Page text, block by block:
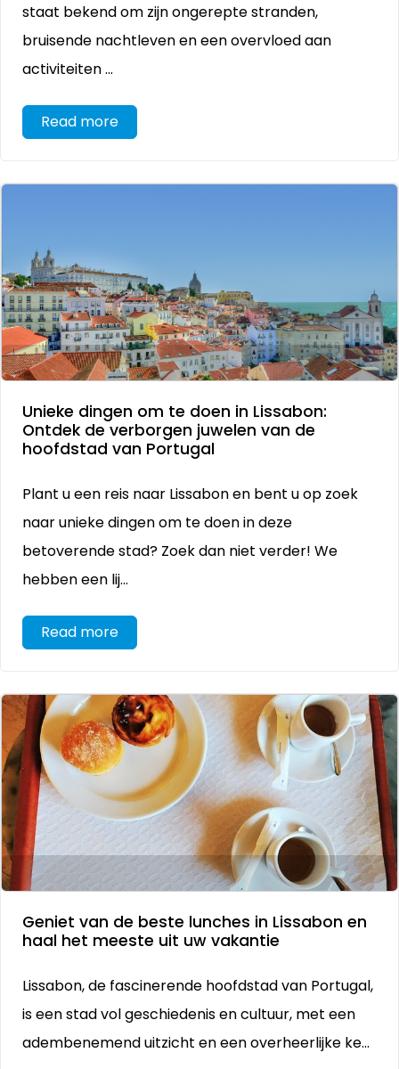
staat bekend om zijn ongerepte stranden,
bruisende nachtleven en een overvloed aan
activiteiten ...
Read more
Unieke dingen om te doen in Lissabon:
Ontdek de verborgen juwelen van de
hoofdstad van Portugal
Plant u een reis naar Lissabon en bent u op zoek
naar unieke dingen om te doen in deze
betoverende stad? Zoek dan niet verder! We
hebben een lij...
Read more
Geniet van de beste lunches in Lissabon en
haal het meeste uit uw vakantie
Lissabon, de fascinerende hoofdstad van Portugal,
is een stad vol geschiedenis en cultuur, met een
adembenemend uitzicht en een overheerlijke ke...